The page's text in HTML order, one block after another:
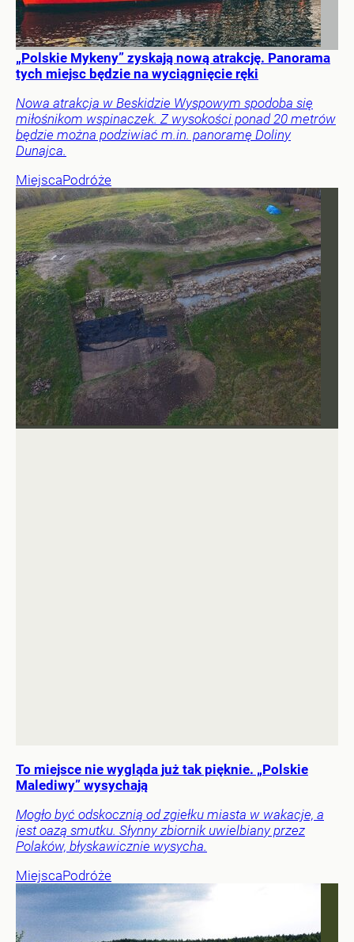
„Polskie Mykeny” zyskają nową atrakcję. Panorama
tych miejsc będzie na wyciągnięcie ręki
Nowa atrakcja w Beskidzie Wyspowym spodoba się
miłośnikom wspinaczek. Z wysokości ponad 20 metrów
będzie można podziwiać m.in. panoramę Doliny
Dunajca.
MiejscaPodróże
To miejsce nie wygląda już tak pięknie. „Polskie
Malediwy” wysychają
Mogło być odskocznią od zgiełku miasta w wakacje, a
jest oazą smutku. Słynny zbiornik uwielbiany przez
Polaków, błyskawicznie wysycha.
MiejscaPodróże